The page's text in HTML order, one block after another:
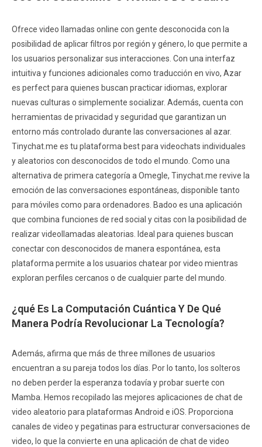
Ofrece video llamadas online con gente desconocida con la
posibilidad de aplicar filtros por región y género, lo que permite a
los usuarios personalizar sus interacciones. Con una interfaz
intuitiva y funciones adicionales como traducción en vivo, Azar
es perfect para quienes buscan practicar idiomas, explorar
nuevas culturas o simplemente socializar. Además, cuenta con
herramientas de privacidad y seguridad que garantizan un
entorno más controlado durante las conversaciones al azar.
Tinychat.me es tu plataforma best para videochats individuales
y aleatorios con desconocidos de todo el mundo. Como una
alternativa de primera categoría a Omegle, Tinychat.me revive la
emoción de las conversaciones espontáneas, disponible tanto
para móviles como para ordenadores. Badoo es una aplicación
que combina funciones de red social y citas con la posibilidad de
realizar videollamadas aleatorias. Ideal para quienes buscan
conectar con desconocidos de manera espontánea, esta
plataforma permite a los usuarios chatear por video mientras
exploran perfiles cercanos o de cualquier parte del mundo.
¿qué Es La Computación Cuántica Y De Qué
Manera Podría Revolucionar La Tecnología?
Además, afirma que más de three millones de usuarios
encuentran a su pareja todos los días. Por lo tanto, los solteros
no deben perder la esperanza todavía y probar suerte con
Mamba. Hemos recopilado las mejores aplicaciones de chat de
video aleatorio para plataformas Android e iOS. Proporciona
canales de video y pegatinas para estructurar conversaciones de
video, lo que la convierte en una aplicación de chat de video